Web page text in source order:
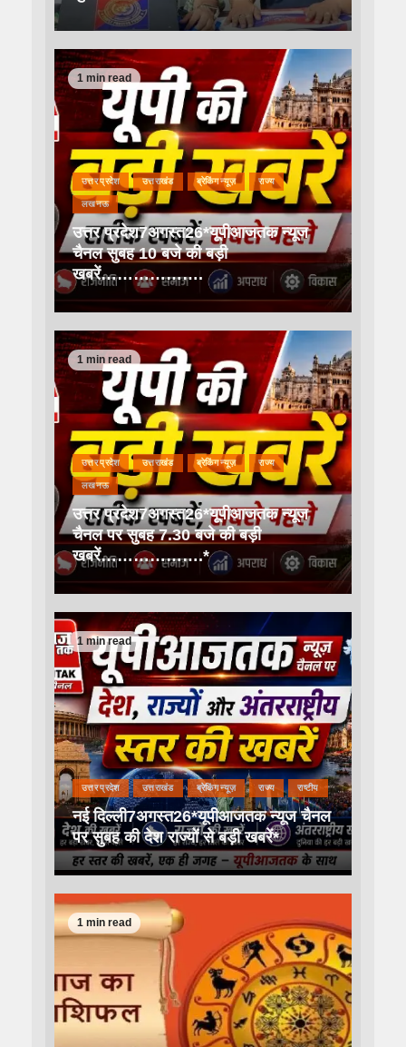
1 min read
उत्तर प्रदेश उत्तराखंड ब्रेकिंग न्यूज़ राज्य
लखनऊ
उत्तर प्रदेश7अगस्त26*यूपीआजतक न्यूज
चैनल सुबह 10 बजे की बड़ी
खबरें……………….
1 min read
उत्तर प्रदेश उत्तराखंड ब्रेकिंग न्यूज़ राज्य
लखनऊ
उत्तर प्रदेश7अगस्त26*यूपीआजतक न्यूज
चैनल पर सुबह 7.30 बजे की बड़ी
खबरें……………….*
1 min read
उत्तर प्रदेश उत्तराखंड ब्रेकिंग न्यूज़ राज्य राष्टीय
नई दिल्ली7अगस्त26*यूपीआजतक न्यूज चैनल
पर सुबह की देश राज्यों से बड़ी खबरें*
1 min read